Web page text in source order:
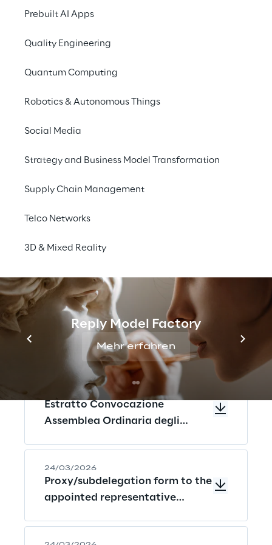
Prebuilt AI Apps
Quality Engineering
Quantum Computing
Robotics & Autonomous Things
Social Media
Strategy and Business Model Transformation
Supply Chain Management
Telco Networks
3D & Mixed Reality
Reply Model Factory
Mehr erfahren
Annual Report 2025 (ESEF
31/03/2026
31/03/2026
2025 (Englisch)
Corporate Governance Report
24/03/2026
Convening of Ordinary
Shareholders’ meeting (Englisch)
24/03/2026
Estratto Convocazione
Assemblea Ordinaria degli
24/03/2026
Proxy/subdelegation form to the
appointed representative